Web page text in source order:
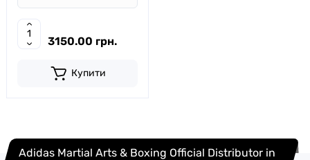
3150.00 грн.
Купити
Adidas Martial Arts & Boxing Official Distributor in